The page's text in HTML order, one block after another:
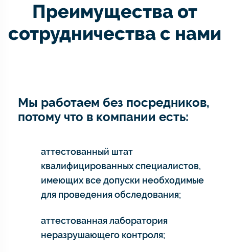
Преимущества от
сотрудничества с нами
Мы работаем без посредников,
потому что в компании есть:
аттестованный штат
квалифицированных специалистов,
имеющих все допуски необходимые
для проведения обследования;
аттестованная лаборатория
неразрушающего контроля;